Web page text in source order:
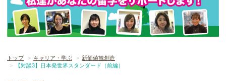
トップ キャリア・学ぶ
新価値観創造
【対談3】日本発世界スタンダード（前編）